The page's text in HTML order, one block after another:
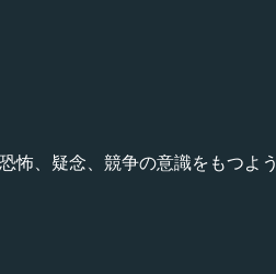
怖、疑念、競争の意識をもつよう